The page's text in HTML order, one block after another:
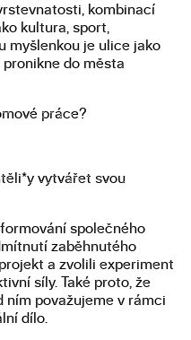
kombinací
kultura, sport,
myšlenkou je ulice jako
do města
práce?
vytvářet svou
společného
zaběhnutého
a zvolili experiment
síly. Také proto, že
ním považujeme v rámci
dílo.